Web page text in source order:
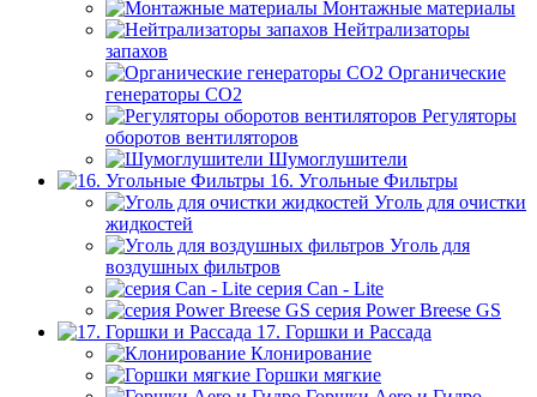
Монтажные материалы
Нейтрализаторы
запахов
Органические
генераторы СО2
Регуляторы
оборотов вентиляторов
Шумоглушители
16. Угольные Фильтры
Уголь для очистки
жидкостей
Уголь для
воздушных фильтров
серия Can - Lite
серия Power Breese GS
17. Горшки и Рассада
Клонирование
Горшки мягкие